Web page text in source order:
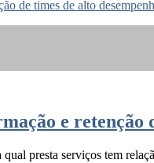
e retenção
presta serviços tem